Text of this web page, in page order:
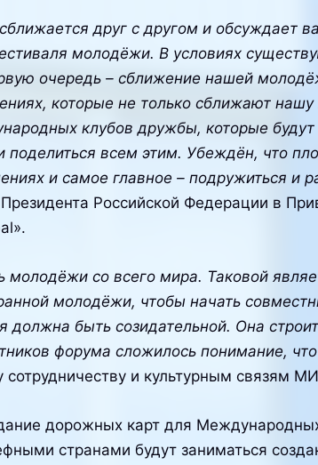
друг с другом и обсуждает
молодёжи. В условиях
очередь – сближение нашей
которые не только сближают
клубов дружбы, которые будут
всем этим. Убеждён, что
и самое главное – подружиться и
Российской Федерации в
со всего мира. Таковой
молодёжи, чтобы начать
быть созидательной. Она
форума сложилось понимание,
и культурным связям
дорожных карт для
странами будут заниматься